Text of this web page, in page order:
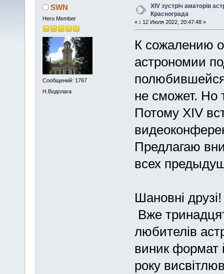
SWN
Hero Member
Сообщений: 1767
Н.Водолага
XIV зустріч аматорів
Краснограда
« : 12 Июля 2022, 20:47:48 »
К сожалению
астрономии
полюбившейся
не сможет. Но
Потому XIV
Предлагаю
всех
Шановні друзі!
Вже
любителів
виник формат
року